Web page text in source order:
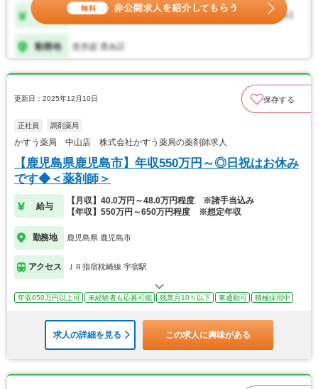
更新日：2025年12月10日 保存する
正社員 調剤薬局
かすう薬局 中山店 株式会社かすう薬局の薬剤師求人
【鹿児島県鹿児島市】年収550万円～◎日祝はお休み
です◆＜薬剤師＞
給与
【月収】40.0万円～48.0万円程度 ※諸手当込み
【年収】550万円～650万円程度 ※想定年収
勤務地 鹿児島県 鹿児島市
アクセス ＪＲ指宿枕崎線 宇宿駅
年収650万円以上可 未経験者も応募可能 残業月10ｈ以下 車通勤可 積極採用中
求人の詳細を見る この求人に興味がある